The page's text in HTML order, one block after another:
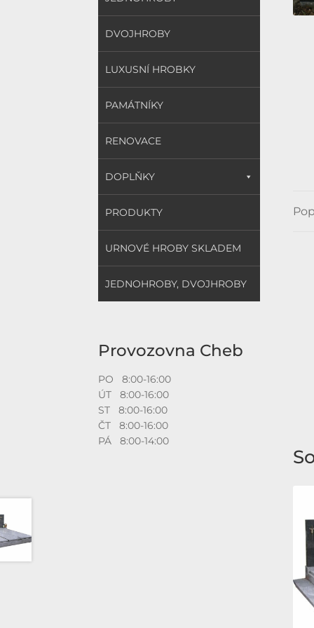
DVOJHROBY
LUXUSNÍ HROBKY
PAMÁTNÍKY
RENOVACE
DOPLŇKY
PRODUKTY
URNOVÉ HROBY SKLADEM
JEDNOHROBY, DVOJHROBY
Provozovna Cheb
PO 8:00-16:00
ÚT 8:00-16:00
ST 8:00-16:00
ČT 8:00-16:00
PÁ 8:00-14:00